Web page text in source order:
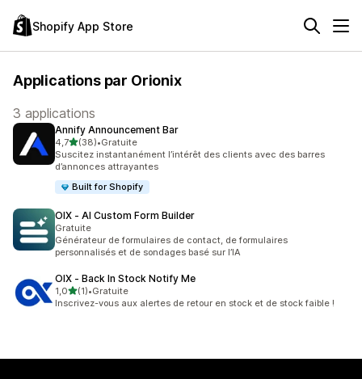
Shopify App Store
Applications par Orionix
3 applications
Annify Announcement Bar
4,7étoile(s) sur 5
(38)
38 avis au total
•Gratuite
Suscitez instantanément l’intérêt des clients avec des barres
d’annonces attrayantes
Built for Shopify
OIX ‑ AI Custom Form Builder
Gratuite
Générateur de formulaires de contact, de formulaires
personnalisés et de sondages basé sur l’IA
OIX ‑ Back In Stock Notify Me
1,0étoile(s) sur 5
(1)
1 avis au total
•Gratuite
Inscrivez-vous aux alertes de retour en stock et de stock faible !